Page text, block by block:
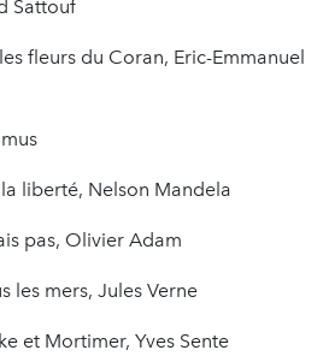
Sattouf
fleurs du Coran, Eric-Emmanuel
liberté, Nelson Mandela
pas, Olivier Adam
les mers, Jules Verne
et Mortimer, Yves Sente